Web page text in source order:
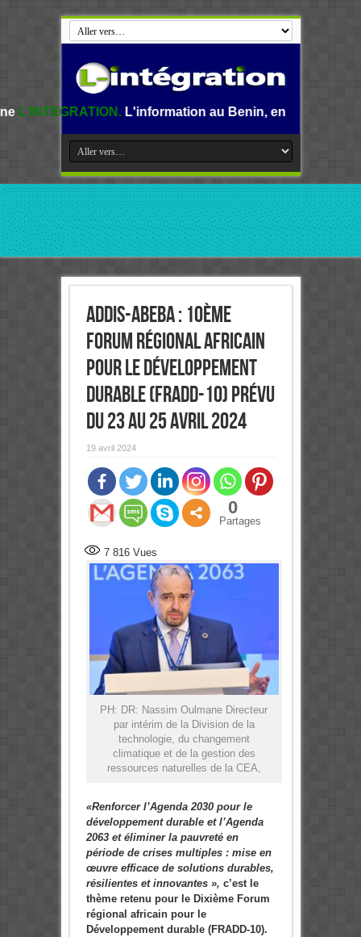
L'information au Benin, en Afrique et dans le monde.
Addis-Abeba : 10ème
Forum régional africain
pour le développement
durable (FRADD-10) prévu
du 23 au 25 avril 2024
19 avril 2024
0
Partages
7 816Vues
PH: DR: Nassim Oulmane Directeur
par intérim de la Division de la
technologie, du changement
climatique et de la gestion des
ressources naturelles de la CEA,
«Renforcer l’Agenda 2030 pour le
développement durable et l’Agenda
2063 et éliminer la pauvreté en
période de crises multiples : mise en
œuvre efficace de solutions durables,
résilientes et innovantes », c’est le
thème retenu pour le Dixième Forum
régional africain pour le
Développement durable (FRADD-10).